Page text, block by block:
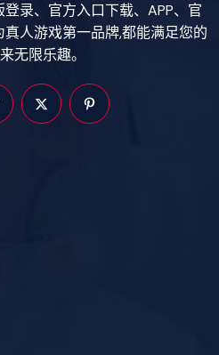
录、官方入口下载、APP、官
人游戏第一品牌,都能满足您的
无限乐趣。